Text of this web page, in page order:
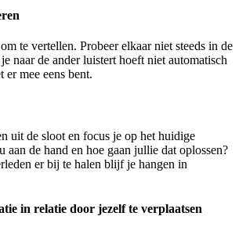
te vertellen. Probeer elkaar niet steeds in de
naar de ander luistert hoeft niet automatisch
er mee eens bent.
uit de sloot en focus je op het huidige
aan de hand en hoe gaan jullie dat oplossen?
er bij te halen blijf je hangen in
in relatie door jezelf te verplaatsen